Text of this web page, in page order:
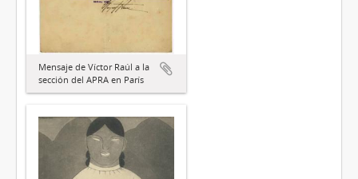
Mensaje de Víctor Raúl a la
sección del APRA en París